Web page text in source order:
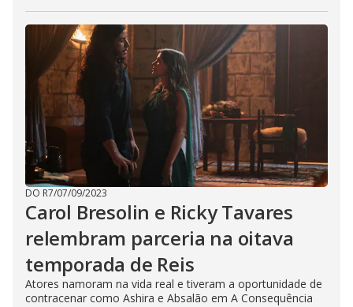
DO R7/07/09/2023
Carol Bresolin e Ricky Tavares
relembram parceria na oitava
temporada de Reis
Atores namoram na vida real e tiveram a oportunidade de
contracenar como Ashira e Absalão em A Consequência